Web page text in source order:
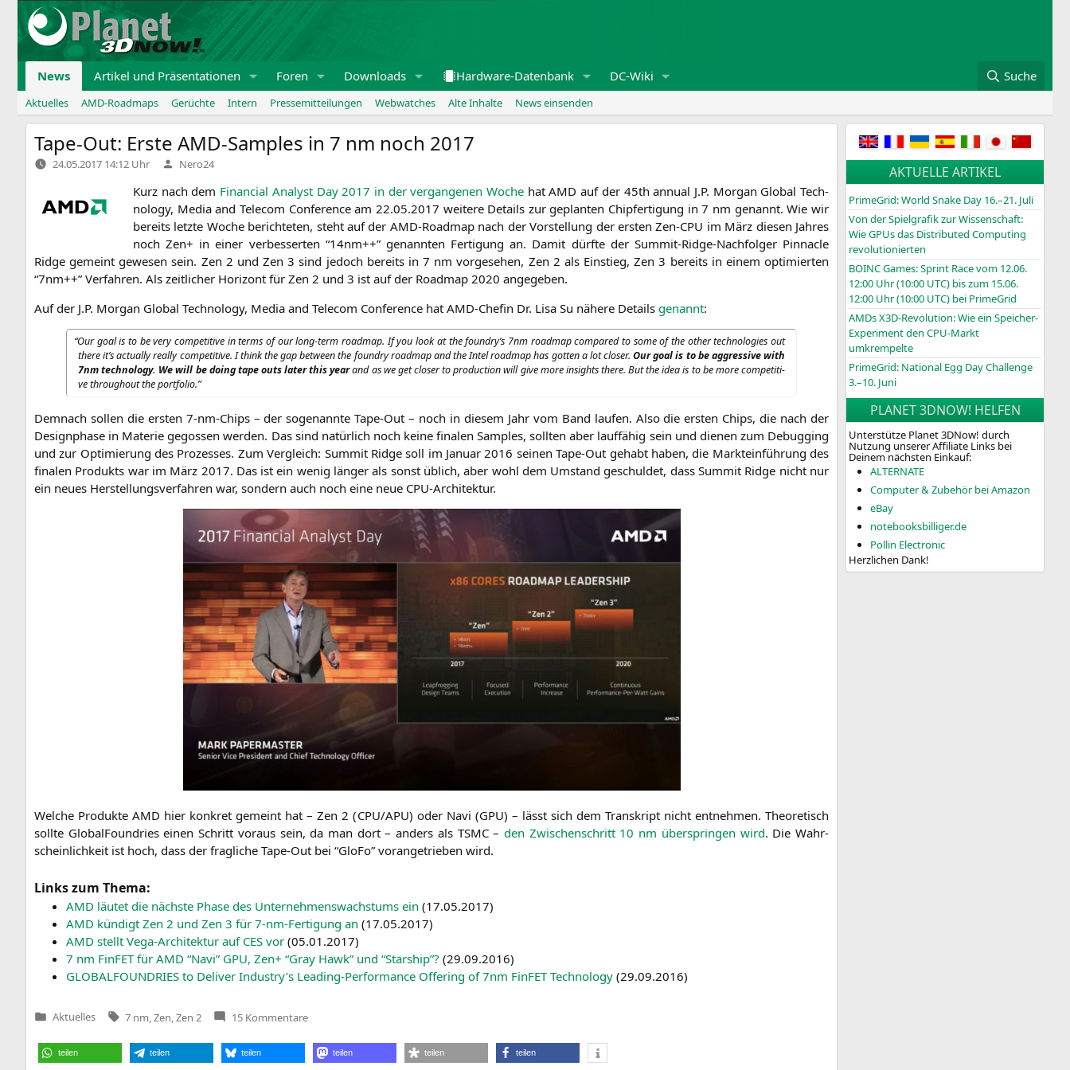
Zum
Inhalt
springen
News Artikel und Präsentationen Foren Downloads Hardware-Datenbank DC-Wiki Suche
Aktuelles AMD-Roadmaps Gerüchte Intern Pressemitteilungen Webwatches Alte Inhalte News einsenden
Tape-Out: Erste AMD-Samples in 7 nm noch 2017
24.05.2017 14:12 Uhr Verfasst
von
Nero24
Kurz nach dem Finan­cial Ana­lyst Day 2017 in der ver­gan­ge­nen Woche hatAMD auf der 45th annu­al J.P. Mor­gan Glo­bal Tech­
no­lo­gy, Media and Tele­com Con­fe­rence am 22.05.2017 wei­te­re Details zur geplan­ten Chip­fer­ti­gung in 7 nm genannt. Wie wir
bereits letz­te Woche berich­te­ten, steht auf der AMD-Road­map nach der Vor­stel­lung der ers­ten Zen-CPU im März die­sen Jah­res
noch Zen+ in einer ver­bes­ser­ten “14nm++” genann­ten Fer­ti­gung an. Damit dürf­te der Sum­mit-Ridge-Nach­fol­ger Pin­na­cle
Ridge gemeint gewe­sen sein. Zen 2 und Zen 3 sind jedoch bereits in 7 nm vor­ge­se­hen, Zen 2 als Ein­stieg, Zen 3 bereits in einem opti­mier­ten
“7nm++” Ver­fah­ren. Als zeit­li­cher Hori­zont für Zen 2 und 3 ist auf der Road­map 2020 angegeben.
Auf der J.P. Mor­gan Glo­bal Tech­no­lo­gy, Media and Tele­com Con­fe­rence hat AMD-Che­fin Dr. Lisa Su nähe­re Details genannt:
“Our goal is to be very com­pe­ti­ti­ve in terms of our long-term road­map. If you look at the foundry’s 7nm road­map com­pared to some of the other tech­no­lo­gies out
the­re it’s actual­ly real­ly com­pe­ti­ti­ve. I think the gap bet­ween the foundry road­map and the Intel road­map has got­ten a lot clo­ser.Our goal is to be aggres­si­ve with
7nm tech­no­lo­gy. We will be doing tape outs later this yearand as we get clo­ser to pro­duc­tion will give more insights the­re. But the idea is to be more com­pe­ti­ti­
ve throug­hout the portfolio.”
Dem­nach sol­len die ers­ten 7‑nm-Chips – der soge­nann­te Tape-Out – noch in die­sem Jahr vom Band lau­fen. Also die ers­ten Chips, die nach der
Design­pha­se in Mate­rie gegos­sen wer­den. Das sind natür­lich noch kei­ne fina­len Samples, soll­ten aber lauf­fä­hig sein und die­nen zum Debug­ging
und zur Opti­mie­rung des Pro­zes­ses. Zum Ver­gleich: Sum­mit Ridge soll im Janu­ar 2016 sei­nen Tape-Out gehabt haben, die Markt­ein­füh­rung des
fina­len Pro­dukts war im März 2017. Das ist ein wenig län­ger als sonst üblich, aber wohl dem Umstand geschul­det, dass Sum­mit Ridge nicht nur
ein neu­es Her­stel­lungs­ver­fah­ren war, son­dern auch noch eine neue CPU-Architektur.
Wel­che Pro­duk­teAMD hier kon­kret gemeint hat – Zen 2 (CPU/APU) oder Navi (GPU) – lässt sich dem Tran­skript nicht ent­neh­men. Theo­re­tisch
soll­te Glo­bal­Found­ries einen Schritt vor­aus sein, da man dort – anders als TSMC–den Zwi­schen­schritt 10 nm über­sprin­gen wird. Die Wahr­
schein­lich­keit ist hoch, dass der frag­li­che Tape-Out bei “Glo­Fo” vor­an­ge­trie­ben wird.
Links zum Thema:
AMD läu­tet die nächs­te Pha­se des Unter­neh­mens­wachs­tums ein (17.05.2017)
AMD kün­digt Zen 2 und Zen 3 für 7‑nm-Fer­ti­gung an (17.05.2017)
AMD stellt Vega-Archi­tek­tur auf CES vor (05.01.2017)
7 nm Fin­FET für AMD “Navi” GPU, Zen+ “Gray Hawk” und “Star­ship”? (29.09.2016)
GLOBALFOUNDRIES to Deli­ver Industry’s Lea­ding-Per­for­mance Offe­ring of 7nm Fin­FET Tech­no­lo­gy (29.09.2016)
Veröffentlicht
Aktuelles Tags:
7 nm Zen Zen 2 15 Kommentarezu
Tape-
Erste
AMD-
teilen teilen teilen teilen teilen teilen
AKTUELLE ARTIKEL
PrimeGrid: World Snake Day 16.–21. Juli
Von der Spielgrafik zur Wissenschaft:
Wie GPUs das Distributed Computing
revolutionierten
BOINCGames: Sprint Race vom 12.06.
12:00 Uhr (10:00 UTC) bis zum 15.06.
12:00 Uhr (10:00 UTC) bei PrimeGrid
AMDs X3D-Revolution: Wie ein Speicher-
Experiment den CPU-Markt
umkrempelte
PrimeGrid: National Egg Day Challenge
3.–10. Juni
PLANET 3DNOW! HELFEN
Unterstütze Planet 3DNow! durch
Nutzung unserer Affiliate Links bei
Deinem nächsten Einkauf:
ALTERNATE
Computer & Zubehör bei Amazon
eBay
notebooksbilliger.de
Pollin Electronic
Herzlichen Dank!